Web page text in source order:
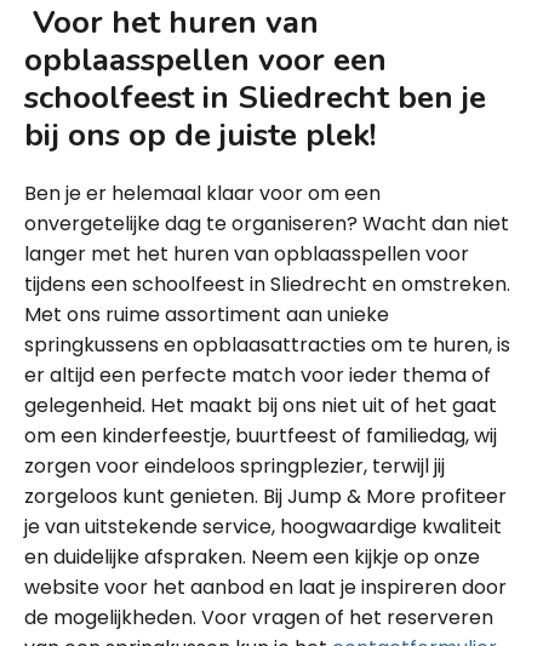
Voor het huren van
opblaasspellen voor een
schoolfeest in Sliedrecht ben je
bij ons op de juiste plek!
Ben je er helemaal klaar voor om een
onvergetelijke dag te organiseren? Wacht dan niet
langer met het huren van opblaasspellen voor
tijdens een schoolfeest in Sliedrecht en omstreken.
Met ons ruime assortiment aan unieke
springkussens en opblaasattracties om te huren, is
er altijd een perfecte match voor ieder thema of
gelegenheid. Het maakt bij ons niet uit of het gaat
om een kinderfeestje, buurtfeest of familiedag, wij
zorgen voor eindeloos springplezier, terwijl jij
zorgeloos kunt genieten. Bij Jump & More profiteer
je van uitstekende service, hoogwaardige kwaliteit
en duidelijke afspraken. Neem een kijkje op onze
website voor het aanbod en laat je inspireren door
de mogelijkheden. Voor vragen of het reserveren